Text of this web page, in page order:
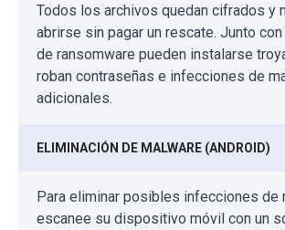
Todos los archivos quedan cifrados y
abrirse sin pagar un rescate. Junto
de ransomware pueden instalarse
roban contraseñas e infecciones de
adicionales.
ELIMINACIÓN DE MALWARE (ANDROID)
Para eliminar posibles infecciones de
escanee su dispositivo móvil con un